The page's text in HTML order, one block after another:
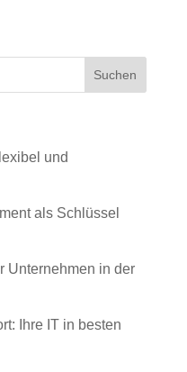
Suchen
und
als Schlüssel
Unternehmen in der
Ihre IT in besten